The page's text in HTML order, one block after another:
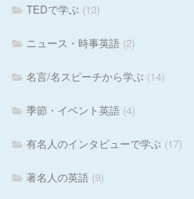
TEDで学ぶ (13)
ニュース・時事英語 (2)
名言/名スピーチから学ぶ (14)
季節・イベント英語 (4)
有名人のインタビューで学ぶ (17)
著名人の英語 (9)